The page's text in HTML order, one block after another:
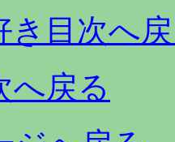
き目次へ
へ戻る